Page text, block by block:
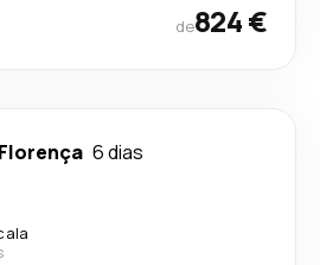
de824 €
Florença 6 dias